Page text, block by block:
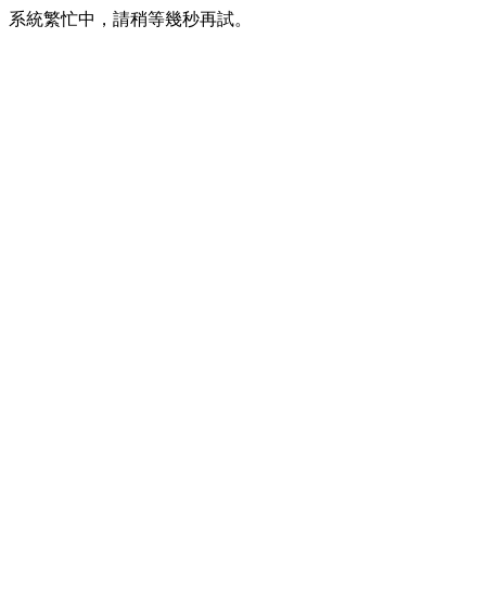
系統繁忙中，請稍等幾秒再試。